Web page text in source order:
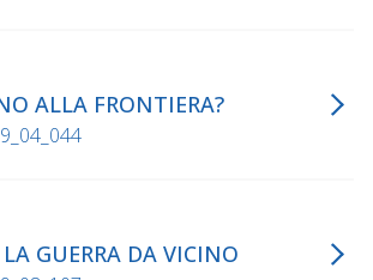
ALLA FRONTIERA?
GUERRA DA VICINO